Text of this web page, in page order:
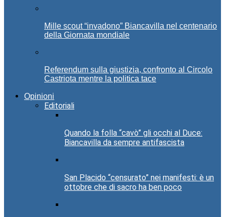
Mille scout “invadono” Biancavilla nel centenario
della Giornata mondiale
Referendum sulla giustizia, confronto al Circolo
Castriota mentre la politica tace
Opinioni
Editoriali
Quando la folla “cavò” gli occhi al Duce:
Biancavilla da sempre antifascista
San Placido “censurato” nei manifesti: è un
ottobre che di sacro ha ben poco